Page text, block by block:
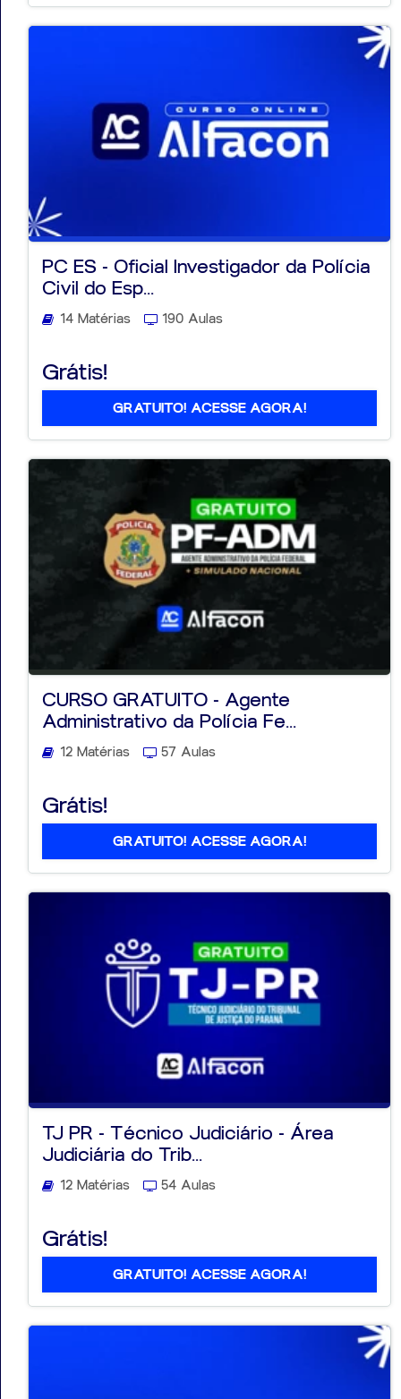
PC ES - Oficial Investigador da Polícia
Civil do Esp...
14 Matérias 190 Aulas
Grátis!
GRATUITO! ACESSE AGORA!
CURSO GRATUITO - Agente
Administrativo da Polícia Fe...
12 Matérias 57 Aulas
Grátis!
GRATUITO! ACESSE AGORA!
TJ PR - Técnico Judiciário - Área
Judiciária do Trib...
12 Matérias 54 Aulas
Grátis!
GRATUITO! ACESSE AGORA!